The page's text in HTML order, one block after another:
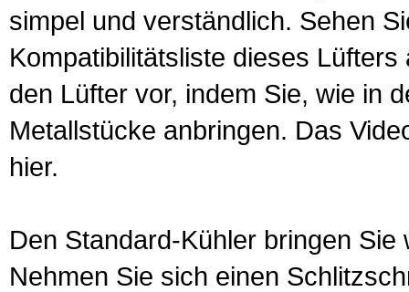
simpel und verständlich. Sehen
Kompatibilitätsliste dieses
den Lüfter vor, indem Sie, wie in
Metallstücke anbringen. Das
hier.
Den Standard-Kühler bringen Sie
Nehmen Sie sich einen